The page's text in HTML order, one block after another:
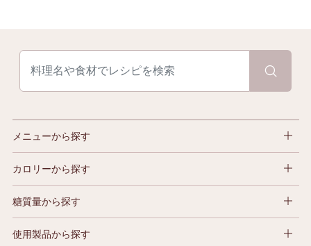
メニューから探す
カロリーから探す
糖質量から探す
使用製品から探す